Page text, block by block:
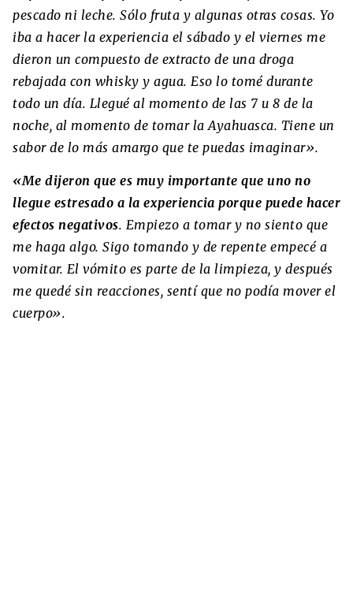
pescado ni leche. Sólo fruta y algunas otras cosas. Yo
iba a hacer la experiencia el sábado y el viernes me
dieron un compuesto de extracto de una droga
rebajada con whisky y agua. Eso lo tomé durante
todo un día. Llegué al momento de las 7 u 8 de la
noche, al momento de tomar la Ayahuasca. Tiene un
sabor de lo más amargo que te puedas imaginar».
«Me dijeron que es muy importante que uno no
llegue estresado a la experiencia porque puede hacer
efectos negativos. Empiezo a tomar y no siento que
me haga algo. Sigo tomando y de repente empecé a
vomitar. El vómito es parte de la limpieza, y después
me quedé sin reacciones, sentí que no podía mover el
cuerpo».